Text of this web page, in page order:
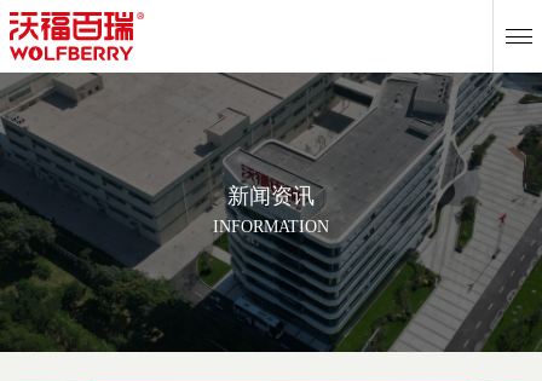
新闻资讯
INFORMATION